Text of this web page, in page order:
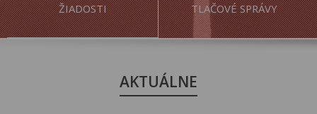
ŽIADOSTI TLAČOVÉ SPRÁVY
AKTUÁLNE